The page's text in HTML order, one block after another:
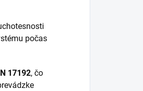
počas
17192, čo